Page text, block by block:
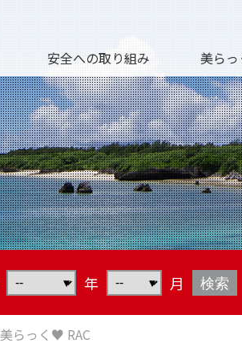
安全への取り組み 美らっ
年 月
美らっく♥ RAC